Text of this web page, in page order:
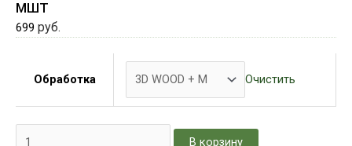
МШТ
699 руб.
Обработка Очистить
В корзину